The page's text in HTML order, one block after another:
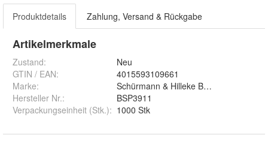
Produktdetails Zahlung, Versand & Rückgabe
Artikelmerkmale
Zustand:
Neu
GTIN / EAN:
4015593109661
Marke:
Schürmann & Hilleke BÄR
Hersteller Nr.:
BSP3911
Verpackungseinheit (Stk.): 1000 Stk